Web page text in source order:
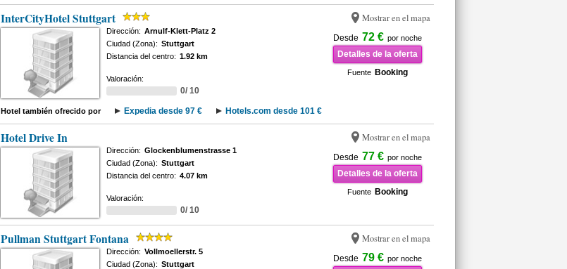
InterCityHotel Stuttgart Mostrar en el mapa
Desde 72 € por noche
Detalles de la oferta
Fuente Booking
Dirección: Arnulf-Klett-Platz 2
Ciudad (Zona): Stuttgart
Distancia del centro: 1.92 km
Valoración:
0/ 10
Hotel también ofrecido por Expedia desde 97 € Hotels.com desde 101 €
Hotel Drive In Mostrar en el mapa
Desde 77 € por noche
Detalles de la oferta
Fuente Booking
Dirección: Glockenblumenstrasse 1
Ciudad (Zona): Stuttgart
Distancia del centro: 4.07 km
Valoración:
0/ 10
Pullman Stuttgart Fontana Mostrar en el mapa
Desde 79 € por noche
Dirección: Vollmoellerstr. 5
Ciudad (Zona): Stuttgart